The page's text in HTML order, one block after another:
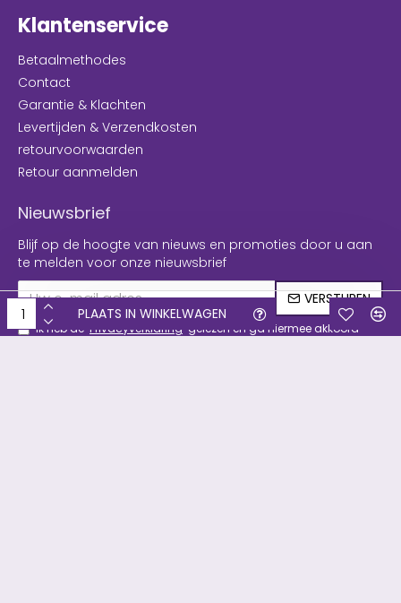
PLAATS IN WINKELWAGEN
Klantenservice
Betaalmethodes
Contact
Garantie & Klachten
Levertijden & Verzendkosten
retourvoorwaarden
Retour aanmelden
Nieuwsbrief
Blijf op de hoogte van nieuws en promoties door u aan
te melden voor onze nieuwsbrief
VERSTUREN
Ik heb de Privacyverklaring gelezen en ga hiermee akkoord